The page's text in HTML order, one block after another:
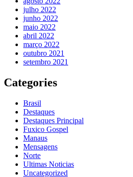
julho 2022
junho 2022
maio 2022
abril 2022
março 2022
outubro 2021
setembro 2021
Categories
Brasil
Destaques
Destaques Principal
Fuxico Gospel
Manaus
Mensagens
Norte
Ultimas Noticias
Uncategorized